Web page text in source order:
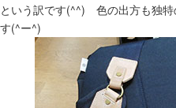
という訳です(^^) 色の出方も独特
す(^ー^)